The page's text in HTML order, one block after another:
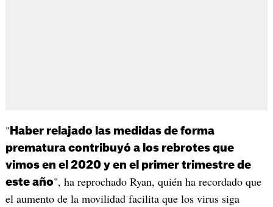
" Haber relajado las medidas de forma
prematura contribuyó a los rebrotes que
vimos en el 2020 y en el primer trimestre de
este año", ha reprochado Ryan, quién ha recordado que
el aumento de la movilidad facilita que los virus siga